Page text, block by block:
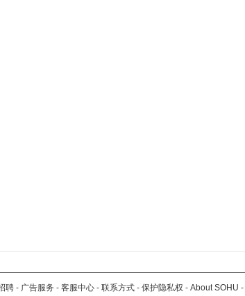
聘 - 广告服务 - 客服中心 - 联系方式 - 保护隐私权 - About SOHU -